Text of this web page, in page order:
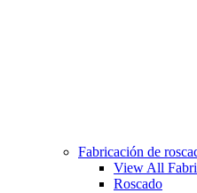
Fabricación de
View All
Roscado